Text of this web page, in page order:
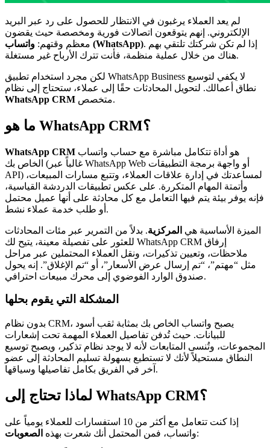
لم يعد العملاء يرغبون في الانتظار للحصول على رد عبر البريد
الإلكتروني. إنهم يتوقعون اتصالات فورية ومخصصة حيث يقضون
معظم وقتهم: واتساب (WhatsApp). إذا لم تكن شركتك تلتقي بهم
هناك من خلال عملية منظمة، فأنت تترك الأرباح غير مستغلة.
لكن مجرد استخدام تطبيق WhatsApp Business لا يكفي لتوسيع
نطاق أعمالك. لتحويل المحادثات حقًا إلى عملاء، ستحتاج إلى نظام
WhatsApp CRM
متخصص.
ما هو WhatsApp CRM؟
WhatsApp CRM
الخاص بك (غالباً عبر WhatsApp Web أو واجهة برمجة التطبيقات
API) لمساعدتك في إدارة علاقات العملاء، وتتبع مسارات المبيعات،
وأتمتة المهام المتكررة. على عكس تطبيقات الدردشة القياسية،
فإنه يوفر بيئة يتم فيها التعامل مع كل محادثة على أنها عميل محتمل
أو طلب خدمة عملاء نشط.
الميزة الأساسية هي المركزية. بدلاً من التمرير عبر مئات المحادثات
للعثور على تفصيلة معينة، يتيح لك WhatsApp CRM إرفاق
ملاحظات، وتعيين تذكيرات، ونقل العملاء المحتملين عبر مراحل
مثل “مهتم”، “تم إرسال عرض الأسعار”، أو “تم الإغلاق”. إنه يحول
صندوق الوارد الفوضوي إلى محرك مبيعات احترافي.
المشكلة التي يقوم بحلها
بدون نظام CRM، يصبح واتساب الخاص بك بمثابة ثقب أسود
للبيانات. حيث تُدفن تفاصيل العملاء المهمة تحت إشعارات
المجموعات، وتُنسى المتابعات لأنه لا يوجد نظام تذكير، ويصبح توسيع
النطاق مستحيلاً لأنك لا تستطيع بسهولة تسليم المحادثة إلى عضو
آخر في الفريق بكامل تفاصيلها وسياقها.
لماذا تحتاج إلى WhatsApp CRM؟
إذا كنت تتعامل مع أكثر من 10 استفسارات للعملاء يومياً على
واتساب، فمن المحتمل أنك شعرت بهذه الصعوبات :